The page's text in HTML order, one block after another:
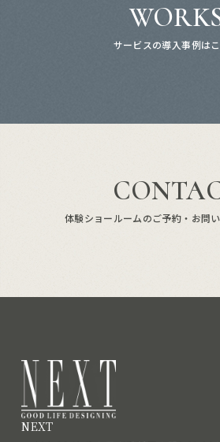
サービスの導入事例は
体験ショールームのご予約・お問
NEXT